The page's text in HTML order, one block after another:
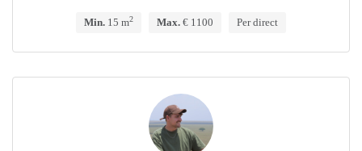
Min. 15 m2 Max. € 1100 Per direct